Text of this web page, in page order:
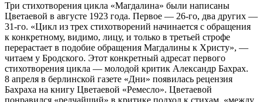
Три стихотворения цикла «Магдалина» были написаны
Цветаевой в августе 1923 года. Первое — 26-го, два других —
31-го. «Цикл из трех стихотворений начинается с обращения
к конкретному, видимо, лицу, и только в третьей строфе
перерастает в подобие обращения Магдалины к Христу», —
читаем у Бродского. Этот конкретный адресат первого
стихотворения цикла — молодой критик Александр Бахрах.
8 апреля в берлинской газете «Дни» появилась рецензия
Бахраха на книгу Цветаевой «Ремесло». Цветаевой